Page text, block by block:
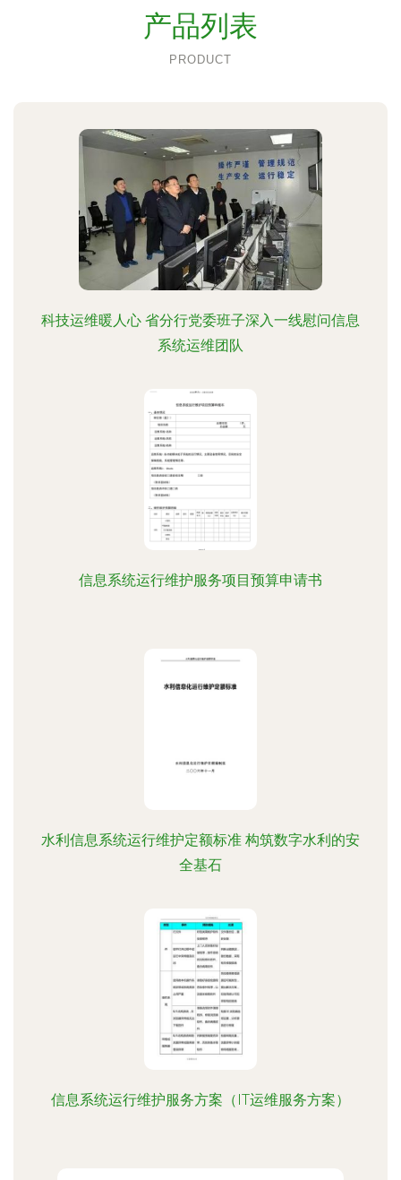
产品列表
PRODUCT
科技运维暖人心 省分行党委班子深入一线慰问信息
系统运维团队
信息系统运行维护服务项目预算申请书
水利信息系统运行维护定额标准 构筑数字水利的安
全基石
信息系统运行维护服务方案（IT运维服务方案）